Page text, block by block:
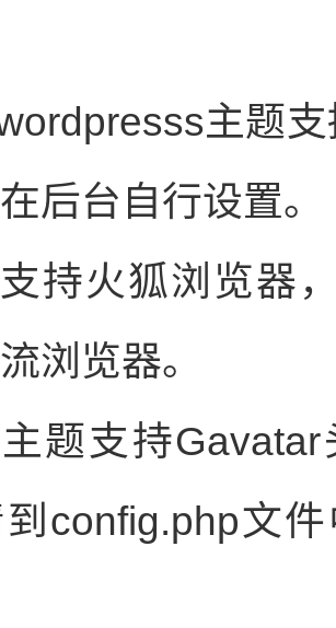
主题支
后台自行设置。
火狐浏览器，
浏览器。
支持Gavatar
config.php文